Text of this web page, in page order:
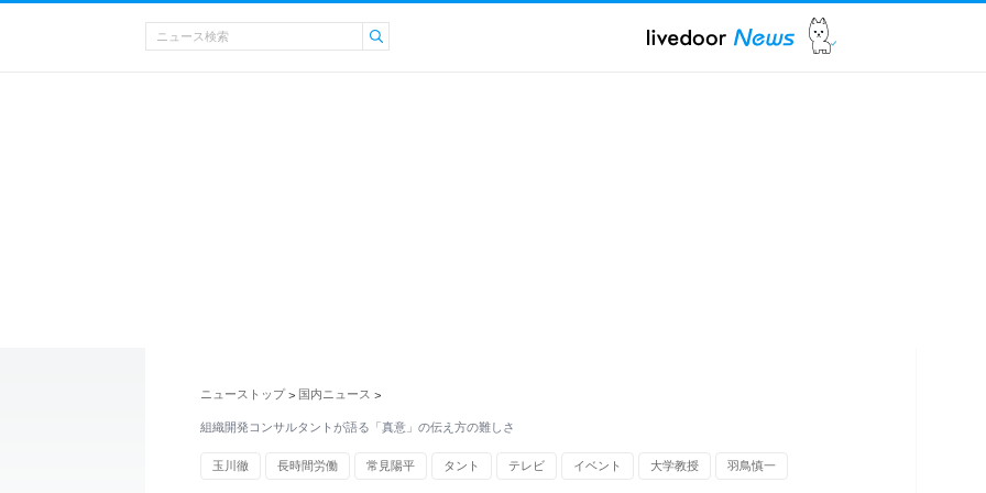
ニューストップ > 国内ニュース >
組織開発コンサルタントが語る「真意」の伝え方の難しさ
玉川徹 長時間労働 常見陽平 タント テレビ イベント 大学教授 羽鳥慎一